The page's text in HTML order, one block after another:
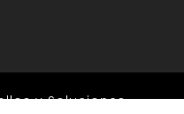
y Soluciones